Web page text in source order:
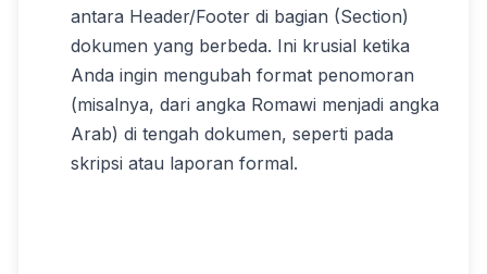
antara Header/Footer di bagian (Section)
dokumen yang berbeda. Ini krusial ketika
Anda ingin mengubah format penomoran
(misalnya, dari angka Romawi menjadi angka
Arab) di tengah dokumen, seperti pada
skripsi atau laporan formal.